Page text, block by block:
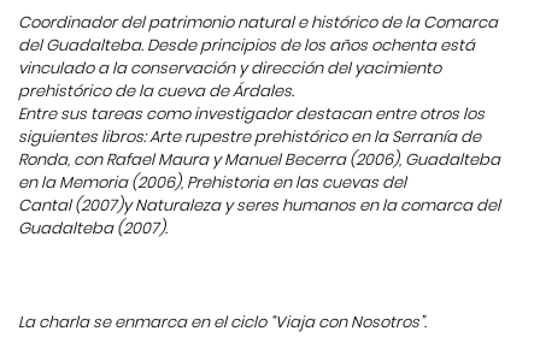
Coordinador del patrimonio natural e histórico de la Comarca
del Guadalteba. Desde principios de los años ochenta está
vinculado a la conservación y dirección del yacimiento
prehistórico de la cueva de Árdales.
Entre sus tareas como investigador destacan entre otros los
siguientes libros: Arte rupestre prehistórico en la Serranía de
Ronda, con Rafael Maura y Manuel Becerra (2006), Guadalteba
en la Memoria (2006), Prehistoria en las cuevas del
Cantal (2007)y Naturaleza y seres humanos en la comarca del
Guadalteba (2007).
La charla se enmarca en el ciclo “Viaja con Nosotros”.